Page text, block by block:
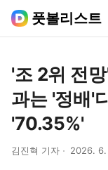
풋볼리스트
'조 2위 전
과는 '정배'
'70.35%'
김진혁 기자 2026. 6.